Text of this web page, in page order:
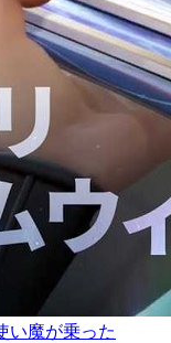
い魔が乗った